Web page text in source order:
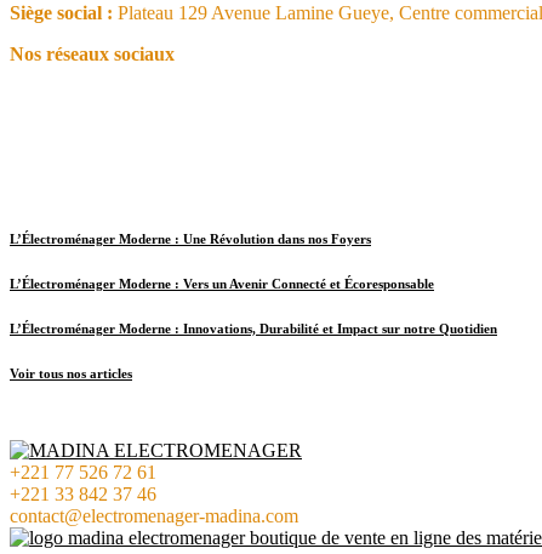
Siège social : Plateau 129 Avenue Lamine Gueye, Centre
Nos réseaux sociaux
L’Électroménager Moderne : Une Révolution dans nos Foyers
L’Électroménager Moderne : Vers un Avenir Connecté et Écoresponsable
L’Électroménager Moderne : Innovations, Durabilité et Impact sur notre Quotidien
Voir tous nos articles
+221 77 526 72 61
+221 33 842 37 46
contact@electromenager-madina.com